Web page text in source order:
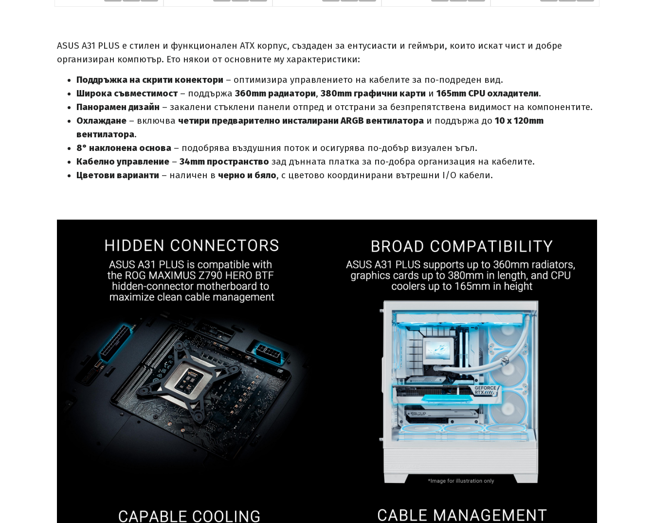
ASUS A31 PLUS е стилен и функционален ATX корпус, създаден за ентусиасти и геймъри, които искат чист и добре
организиран компютър. Ето някои от основните му характеристики:
Поддръжка на скрити конектори – оптимизира управлението на кабелите за по-подреден вид.
Широка съвместимост– поддържа 360mm радиатори, 380mm графични карти и 165mm CPU охладители.
Панорамен дизайн – закалени стъклени панели отпред и отстрани за безпрепятствена видимост на компонентите.
Охлаждане – включва четири предварително инсталирани ARGB вентилатора и поддържа до 10 x 120mm
вентилатора.
8° наклонена основа – подобрява въздушния поток и осигурява по-добър визуален ъгъл.
Кабелно управление – 34mm пространство зад дънната платка за по-добра организация на кабелите.
Цветови варианти – наличен в черно и бяло, с цветово координирани вътрешни I/O кабели.